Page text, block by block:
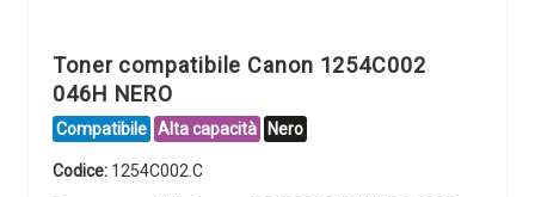
Toner compatibile Canon 1254C002
046H NERO
Compatibile Alta capacità Nero
Codice: 1254C002.C